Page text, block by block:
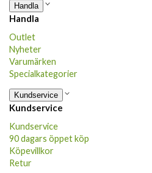
Handla
Handla
Outlet
Nyheter
Varumärken
Specialkategorier
Kundservice
Kundservice
Kundservice
90 dagars öppet köp
Köpevillkor
Retur